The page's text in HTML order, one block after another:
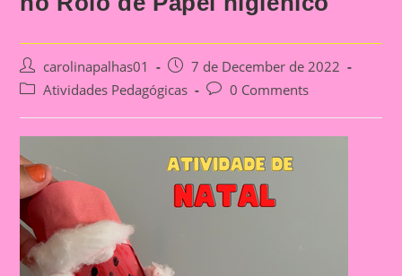
Post
author:
carolinapalhas01
Post
published:
7 de December de 2022
PostAtividades Pedagógicas
Post0 Comments